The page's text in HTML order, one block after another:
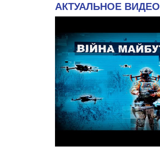
АКТУАЛЬНОЕ ВИДЕО